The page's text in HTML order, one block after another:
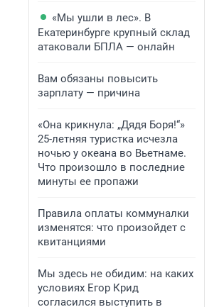
«Мы ушли в лес». В
Екатеринбурге крупный склад
атаковали БПЛА — онлайн
Вам обязаны повысить
зарплату — причина
«Она крикнула: „Дядя Боря!“»
25-летняя туристка исчезла
ночью у океана во Вьетнаме.
Что произошло в последние
минуты ее пропажи
Правила оплаты коммуналки
изменятся: что произойдет с
квитанциями
Мы здесь не обидим: на каких
условиях Егор Крид
согласился выступить в